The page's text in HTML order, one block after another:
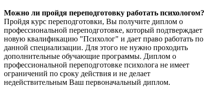
Можно ли пройдя переподготовку работать психологом?
Пройдя курс переподготовки, Вы получите диплом о
профессиональной переподготовке, который подтверждает
новую квалификацию "Психолог" и дает право работать по
данной специализации. Для этого не нужно проходить
дополнительные обучающие программы. Диплом о
профессиональной переподготовке психолога не имеет
ограничений по сроку действия и не делает
недействительным Ваш первоначальный диплом.